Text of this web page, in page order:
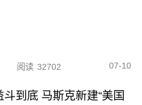
阅读 32702 07-10
斗到底 马斯克新建“美国